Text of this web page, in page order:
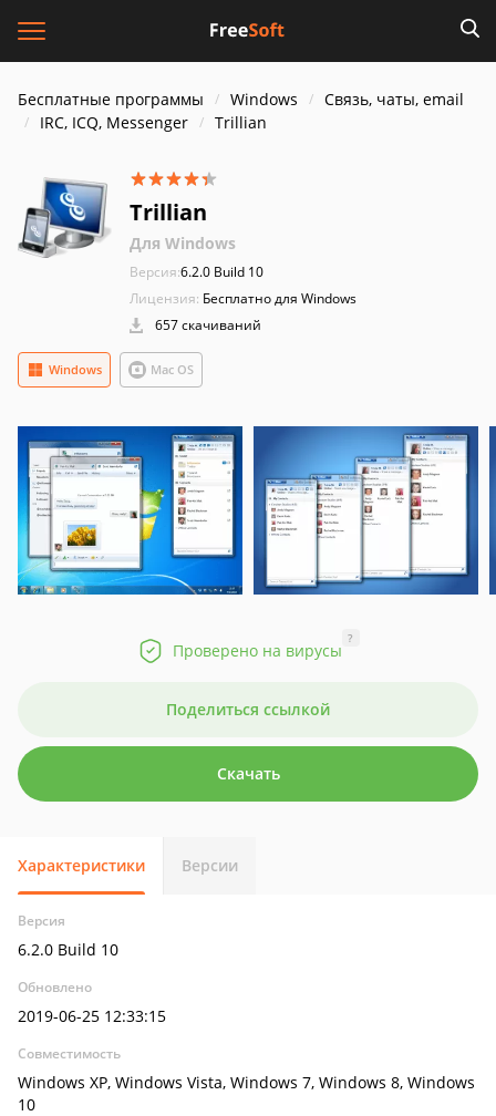
Бесплатные программы Windows
Связь, чаты, email
IRC, ICQ, Messenger
Trillian
Trillian
Для Windows
Версия:6.2.0 Build 10
Лицензия: Бесплатно для Windows
657 скачиваний
Windows Mac OS
Проверено на вирусы
?
Поделиться ссылкой
Скачать
Характеристики Версии
Версия
6.2.0 Build 10
Обновлено
2019-06-25 12:33:15
Совместимость
Windows XP, Windows Vista, Windows 7, Windows 8, Windows
10